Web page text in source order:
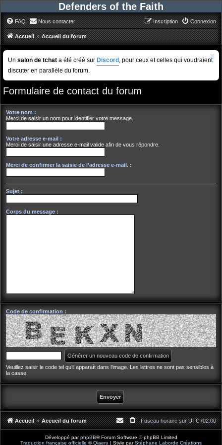
Defenders of the Faith
FAQ Nous contacter Connexion
Inscription
Accueil Accueil du forum
Un salon de tchat a été créé sur Discord , pour ceux et celles qui voudraient
discuter en parallèle du forum.
Formulaire de contact du forum
Votre nom :
Merci de saisir un nom pour identifier votre message.
Votre adresse e-mail :
Merci de saisir une adresse e-mail valide afin de vous répondre.
Merci de confirmer la saisie de l’adresse e-mail. :
Sujet :
Corps du message :
Code de confirmation :
Veuillez saisir le code tel qu’il apparaît dans l’image. Les lettres ne sont pas sensibles à
la casse.
Accueil Accueil du forum Fuseau horaire surUTC+02:00
Développé parphpBB® Forum Software © phpBB Limited
Traduction française officielle ©Qiaeru | Style parStéphane Laborde Créations